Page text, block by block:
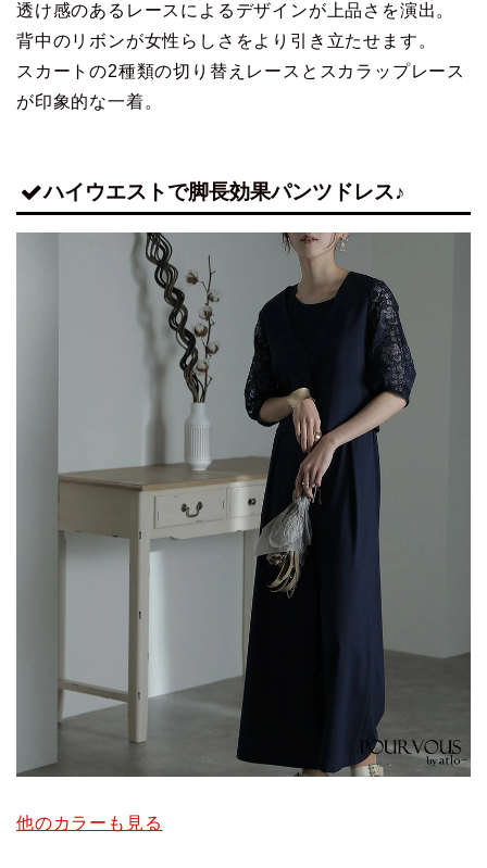
透け感のあるレースによるデザインが上品さを演出。
背中のリボンが女性らしさをより引き立たせます。
スカートの2種類の切り替えレースとスカラップレース
が印象的な一着。
ハイウエストで脚長効果パンツドレス♪
他のカラーも見る